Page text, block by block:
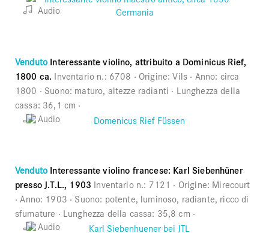
Audio
Venduto Interessante violino, attribuito a Dominicus Rief,
1800 ca. Inventario n.: 6708 Origine:Vils Anno: circa
1800
Suono: maturo, altezze radianti
Lunghezza della
cassa: 36,1 cm
Audio
Venduto Interessante violino francese: Karl Siebenhüner
presso J.T.L., 1903 Inventario n.: 7121 Origine: Mirecourt
Anno: 1903 Suono: potente, luminoso, radiante, ricco di
sfumature
Lunghezza della cassa: 35,8 cm
Audio